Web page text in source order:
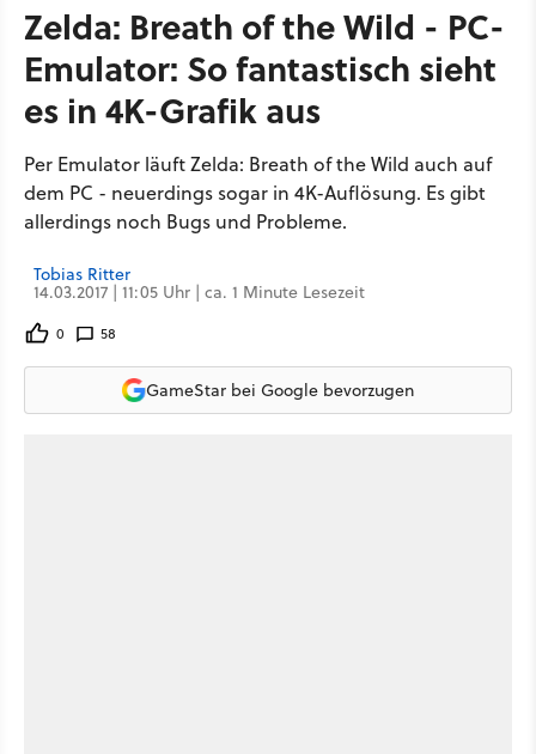
Zelda: Breath of the Wild - PC-
Emulator: So fantastisch sieht
es in 4K-Grafik aus
Per Emulator läuft Zelda: Breath of the Wild auch auf
dem PC - neuerdings sogar in 4K-Auflösung. Es gibt
allerdings noch Bugs und Probleme.
Tobias Ritter
14.03.2017 | 11:05 Uhr | ca. 1 Minute Lesezeit
0 58
GameStar bei Google bevorzugen